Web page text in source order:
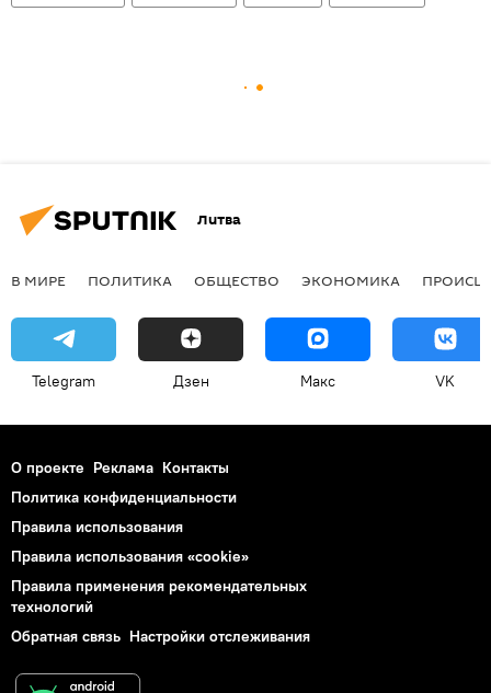
Литва
В МИРЕ ПОЛИТИКА ОБЩЕСТВО ЭКОНОМИКА
Telegram Дзен Макс VK
О проекте Реклама Контакты
Политика конфиденциальности
Правила использования
Правила использования «cookie»
Правила применения рекомендательных
технологий
Обратная связь Настройки отслеживания